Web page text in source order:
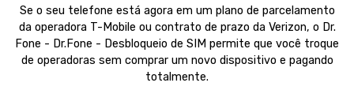
Se o seu telefone está agora em um plano de parcelamento
da operadora T-Mobile ou contrato de prazo da Verizon, o Dr.
Fone - Dr.Fone - Desbloqueio de SIM permite que você troque
de operadoras sem comprar um novo dispositivo e pagando
totalmente.